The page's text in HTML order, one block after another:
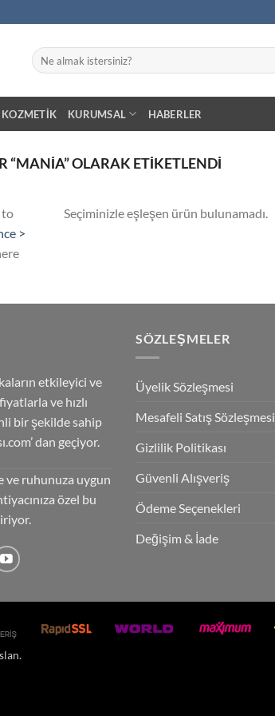
Ara:
KOZMETIK KURUMSAL HABERLER
“MANIA” OLARAK ETIKETLENDI
to
>
Seçiminizle eşleşen ürün bulunamadı.
etkileyici ve
ve hızlı
bir şekilde sahip
dan geçiyor.
ve ruhunuza uygun
özel bu
SÖZLEŞMELER
Üyelik Sözleşmesi
Mesafeli Satış Sözleşmesi
Gizlilik Politikası
Güvenli Alışveriş
Ödeme Seçenekleri
Değişim & İade
.